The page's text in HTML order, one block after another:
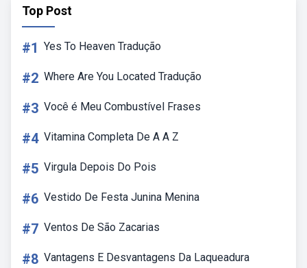
Top Post
#1 Yes To Heaven Tradução
#2 Where Are You Located Tradução
#3 Você é Meu Combustível Frases
#4 Vitamina Completa De A A Z
#5 Virgula Depois Do Pois
#6 Vestido De Festa Junina Menina
#7 Ventos De São Zacarias
#8 Vantagens E Desvantagens Da Laqueadura